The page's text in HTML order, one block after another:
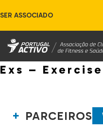
SER ASSOCIADO
Exs –
PARCEIROS